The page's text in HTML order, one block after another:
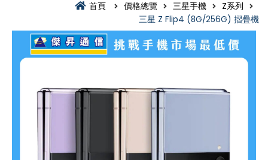
首頁 價格總覽 三星手機
Z系列
三星 Z Flip4 (8G/256G) 摺疊機